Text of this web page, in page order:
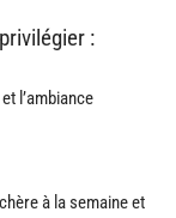
:
l’ambiance
à la semaine et